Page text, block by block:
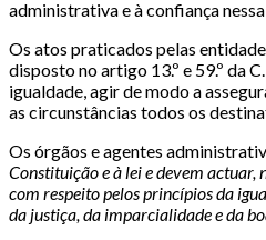
administrativa e à confiança nessa
Os atos praticados pelas
disposto no artigo 13.º e 59.º da
igualdade, agir de modo a
as circunstâncias todos os
Os órgãos e agentes
Constituição e à lei e devem actuar,
com respeito pelos princípios da
da justiça, da imparcialidade e da